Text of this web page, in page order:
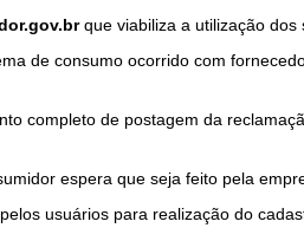
que viabiliza a utilização dos
de consumo ocorrido com
completo de postagem da
espera que seja feito pela
usuários para realização do